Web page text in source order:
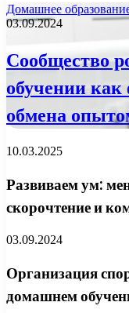
Домашнее
03.09.2024
Сообщество
обучении
обмена
10.03.2025
Развиваем ум:
скорочтение и
03.09.2024
Организация
домашнем